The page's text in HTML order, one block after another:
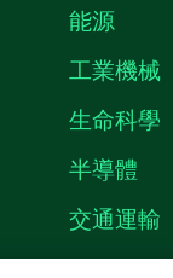
能源
工業機械
生命科學
半導體
交通運輸